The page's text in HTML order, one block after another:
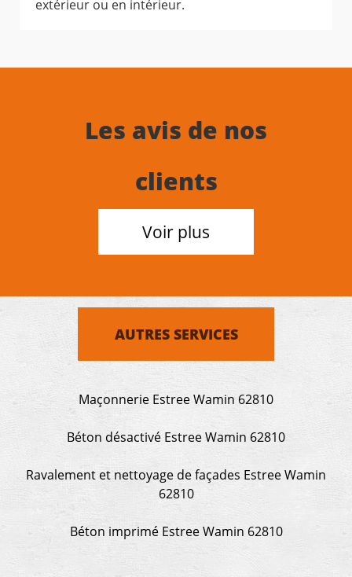
extérieur ou en intérieur.
Les avis de nos
clients
Voir plus
AUTRES SERVICES
Maçonnerie Estree Wamin 62810
Béton désactivé Estree Wamin 62810
Ravalement et nettoyage de façades Estree Wamin
62810
Béton imprimé Estree Wamin 62810